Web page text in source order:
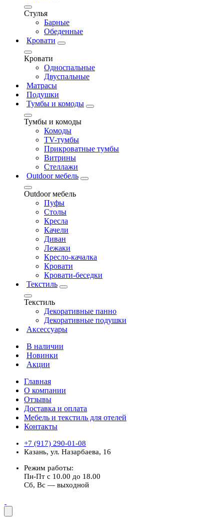
Стулья
Барные
Обеденные
Кровати
Кровати
Односпальные
Двуспальные
Матрасы
Подушки
Тумбы и комоды
Тумбы и комоды
Комоды
ТV-тумбы
Прикроватные тумбы
Витрины
Стеллажи
Outdoor мебель
Outdoor мебель
Пуфы
Столы
Кресла
Качели
Диван
Лежаки
Кресло-качалка
Кровати
Кровати-беседки
Текстиль
Текстиль
Декоративные панно
Декоративные подушки
Аксессуары
В наличии
Новинки
Акции
Главная
О компании
Отзывы
Доставка и оплата
Мебель и текстиль для отелей
Контакты
+7 (917) 290-01-08
Казань, ул. Назарбаева, 16
Режим работы:
Пн-Пт с 10.00 до 18.00
Сб, Вс — выходной